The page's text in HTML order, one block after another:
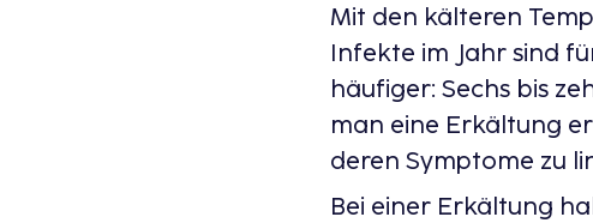
Mit den kälteren
Infekte im Jahr sind
häufiger: Sechs bis
man eine Erkältung
deren Symptome zu
Bei einer Erkältung